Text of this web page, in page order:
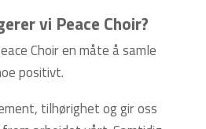
vi Peace Choir?
Choir en måte å samle
positivt.
tilhørighet og gir oss